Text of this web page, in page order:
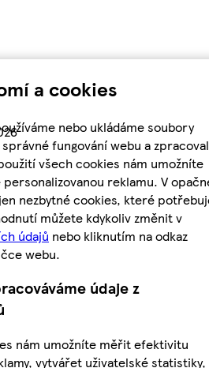
a cookies
nebo ukládáme soubory
fungování webu a
všech cookies nám umožníte
reklamu. V
nezbytné cookies, které
můžete kdykoliv změnit v
údajů nebo kliknutím na odkaz
webu.
údaje z
nám umožníte měřit efektivitu
vytvářet uživatelské statistiky,